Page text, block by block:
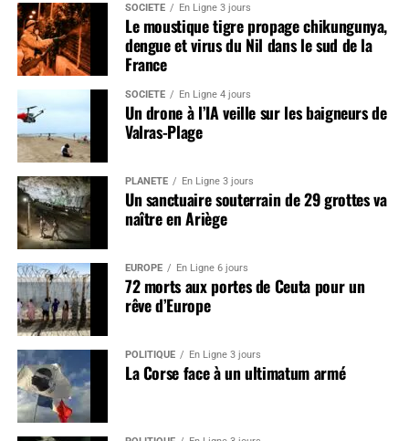
SOCIÉTÉ En Ligne 3 jours
Le moustique tigre propage chikungunya,
dengue et virus du Nil dans le sud de la
France
SOCIÉTÉ En Ligne 4 jours
Un drone à l’IA veille sur les baigneurs de
Valras-Plage
PLANÈTE En Ligne 3 jours
Un sanctuaire souterrain de 29 grottes va
naître en Ariège
EUROPE En Ligne 6 jours
72 morts aux portes de Ceuta pour un
rêve d’Europe
POLITIQUE En Ligne 3 jours
La Corse face à un ultimatum armé